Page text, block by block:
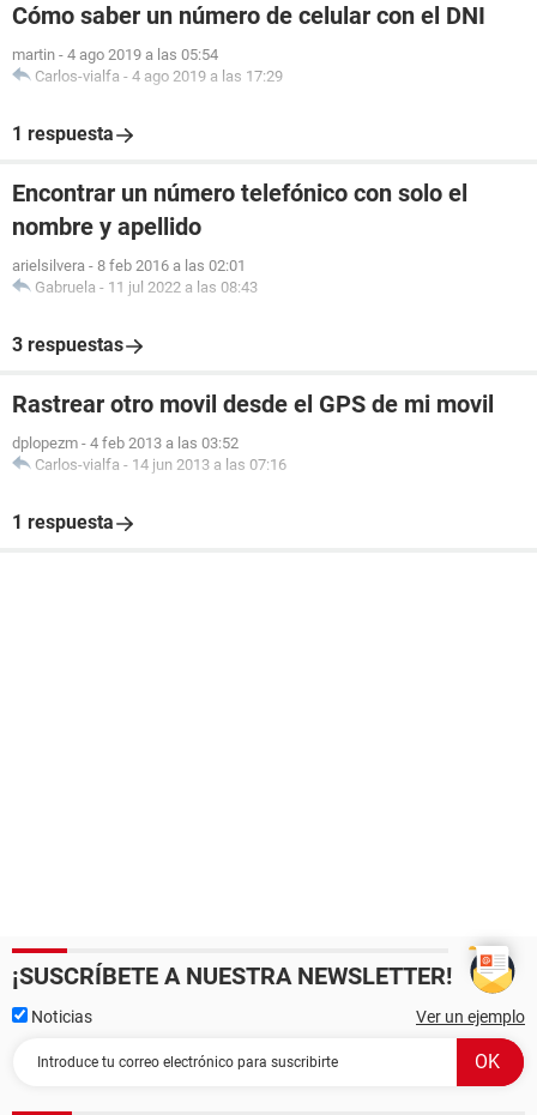
Cómo saber un número de celular con el DNI
martin - 4 ago 2019 a las 05:54
Carlos-vialfa - 4 ago 2019 a las 17:29
1 respuesta
Encontrar un número telefónico con solo el
nombre y apellido
arielsilvera - 8 feb 2016 a las 02:01
Gabruela - 11 jul 2022 a las 08:43
3 respuestas
Rastrear otro movil desde el GPS de mi movil
dplopezm - 4 feb 2013 a las 03:52
Carlos-vialfa - 14 jun 2013 a las 07:16
1 respuesta
¡SUSCRÍBETE A NUESTRA NEWSLETTER!
Noticias Ver un ejemplo